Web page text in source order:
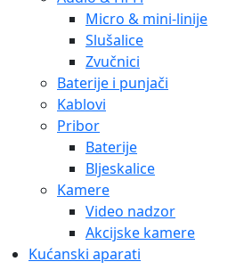
Micro & mini-linije
Slušalice
Zvučnici
Baterije i punjači
Kablovi
Pribor
Baterije
Bljeskalice
Kamere
Video nadzor
Akcijske kamere
Kućanski aparati